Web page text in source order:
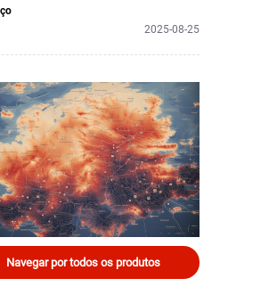
2025-08-25
Navegar por todos os produtos